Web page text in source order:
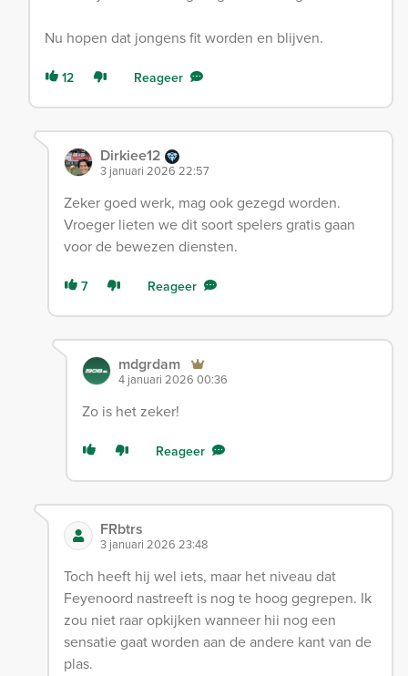
Nu hopen dat jongens fit worden en blijven.
12 Reageer
Dirkiee12
3 januari 2026 22:57
Zeker goed werk, mag ook gezegd worden.
Vroeger lieten we dit soort spelers gratis gaan
voor de bewezen diensten.
7 Reageer
mdgrdam
4 januari 2026 00:36
Zo is het zeker!
Reageer
FRbtrs
3 januari 2026 23:48
Toch heeft hij wel iets, maar het niveau dat
Feyenoord nastreeft is nog te hoog gegrepen. Ik
zou niet raar opkijken wanneer hii nog een
sensatie gaat worden aan de andere kant van de
plas.